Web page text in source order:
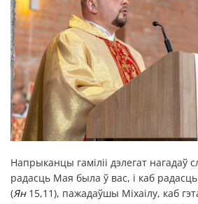
Напрыканцы гаміліі дэлегат нагадаў
радасць Мая была ў вас, і каб
(Ян15,11), пажадаўшы Міхаілу, каб